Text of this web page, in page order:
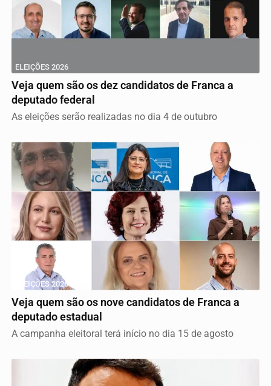
ELEIÇÕES 2026
Veja quem são os dez candidatos de Franca a
deputado federal
As eleições serão realizadas no dia 4 de outubro
ELEIÇÕES 2026
Veja quem são os nove candidatos de Franca a
deputado estadual
A campanha eleitoral terá início no dia 15 de agosto